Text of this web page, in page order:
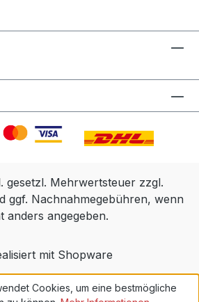
gesetzl. Mehrwertsteuer zzgl.
ggf. Nachnahmegebühren, wenn
anders angegeben.
mit Shopware
Cookies, um eine bestmögliche